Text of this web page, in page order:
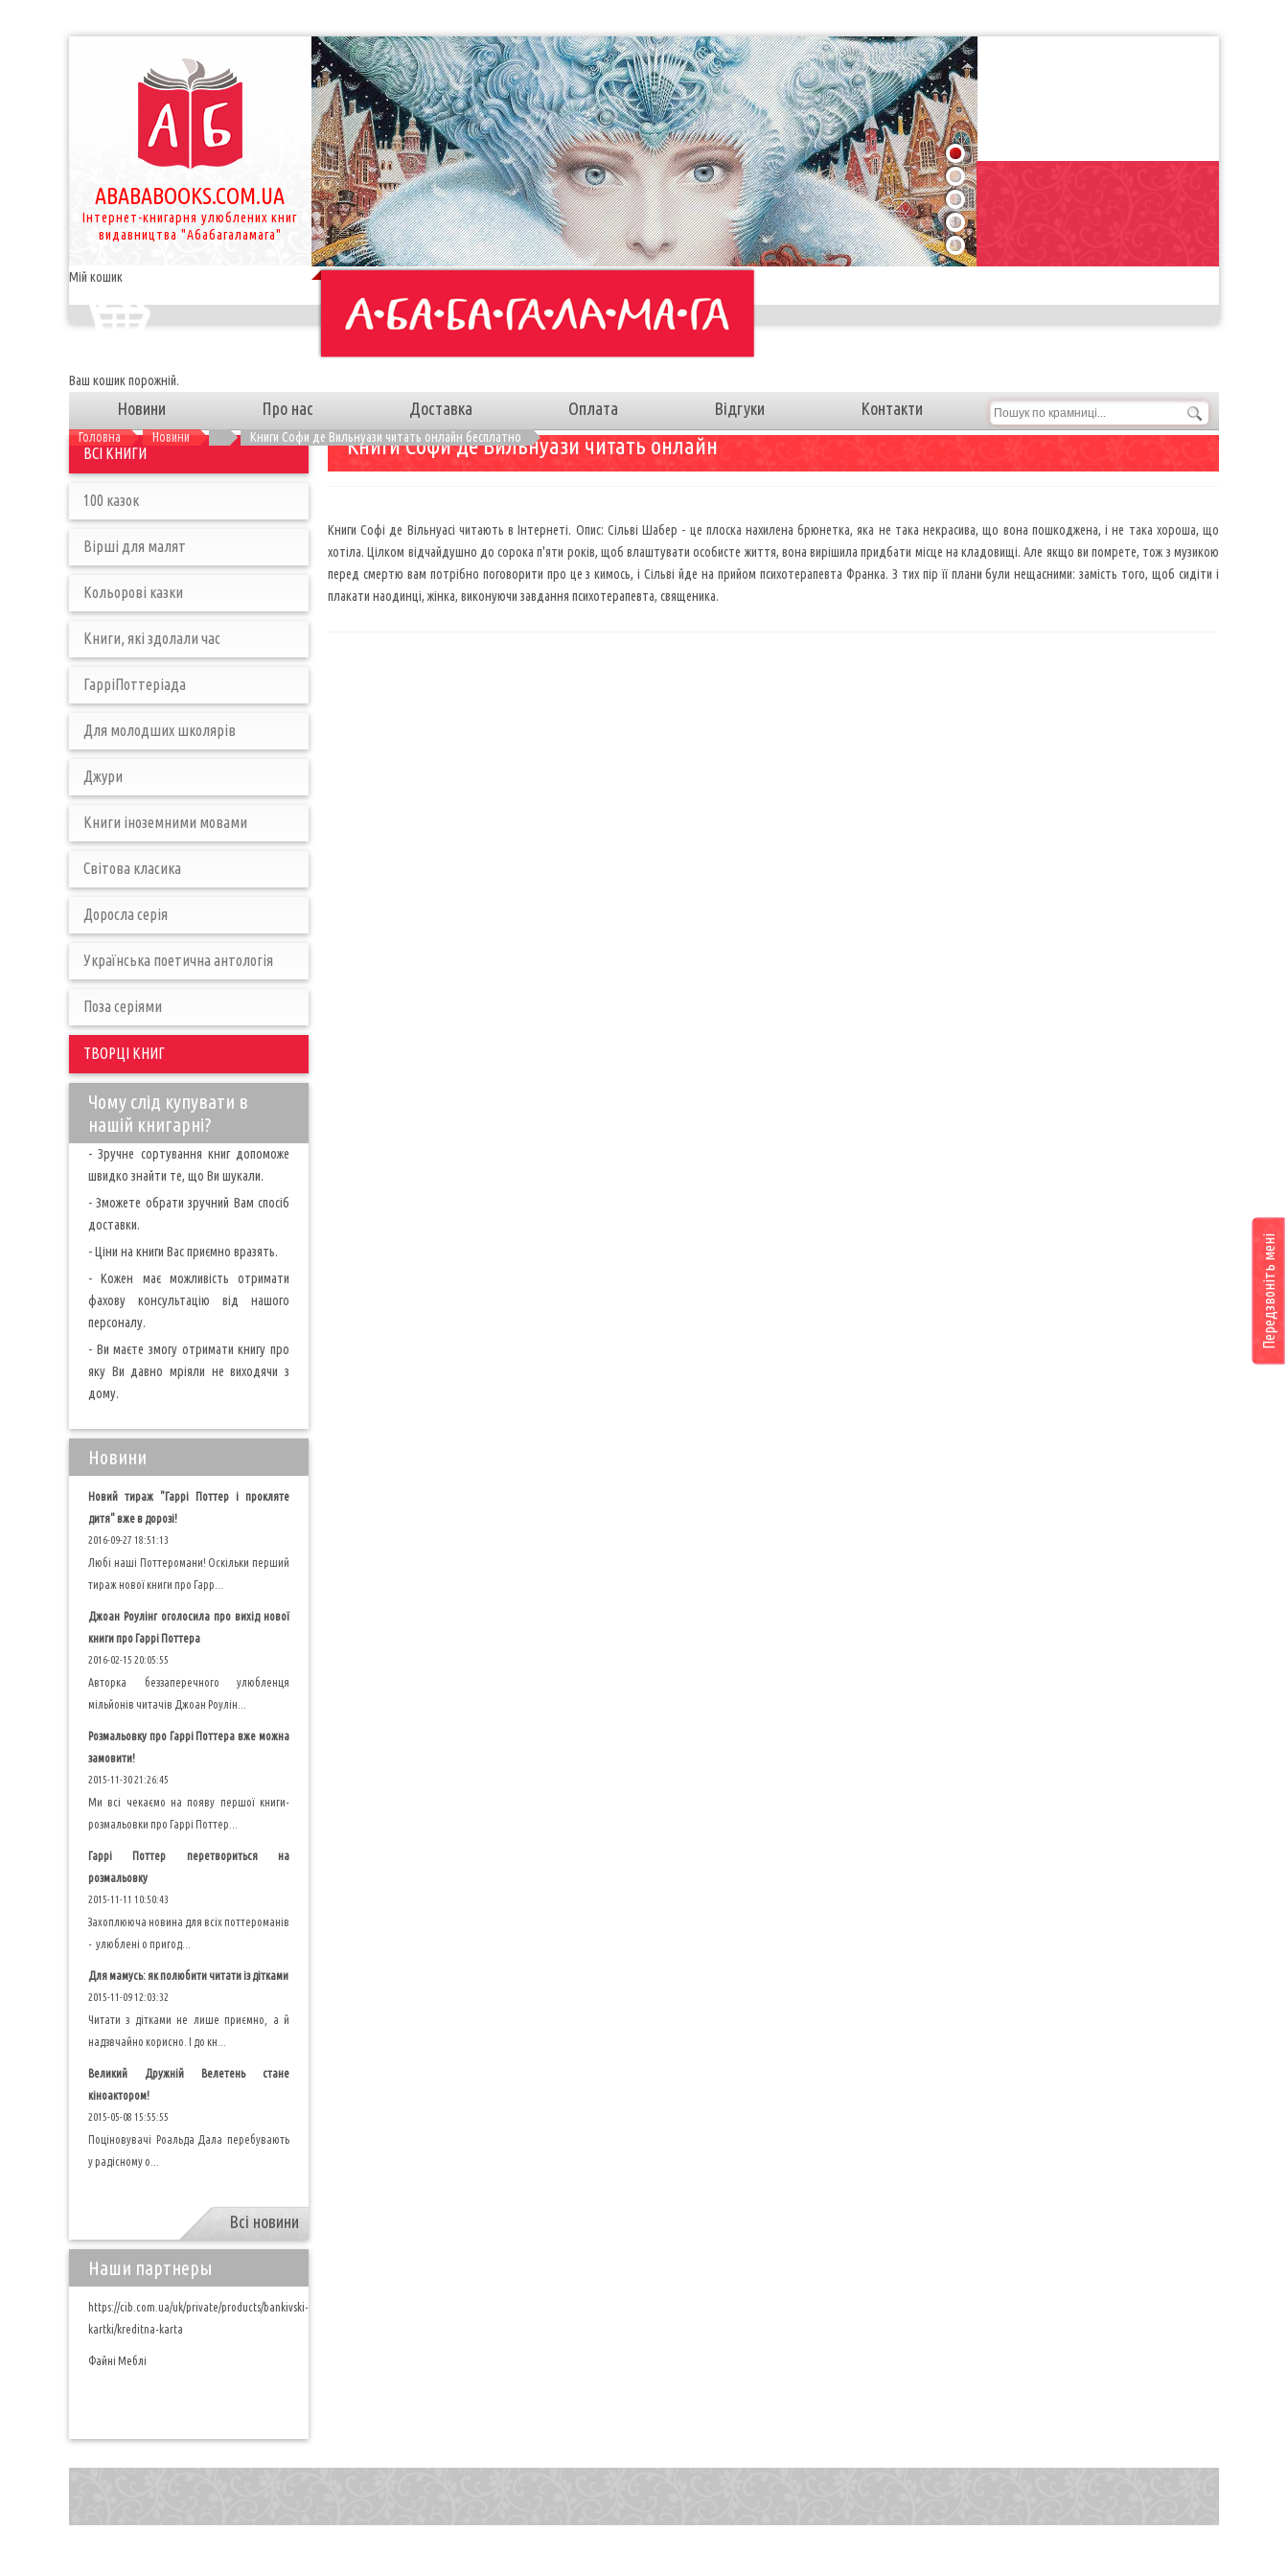
Передзвоніть мені
ABABABOOKS.COM.UA
Інтернет-книгарня улюблених книг
видавництва "Абабагаламага"
1
2
3
4
5
Мій кошик
Ваш кошик порожній.
Новини Про нас Доставка Оплата Відгуки Контакти
Головна Новини Книги Софи де Вильнуази читать онлайн бесплатно
Книги Софи де Вильнуази читать онлайн
Книги Софі де Вільнуасі читають в Інтернеті. Опис: Сільві Шабер - це плоска нахилена брюнетка, яка не така некрасива, що вона пошкоджена, і не така хороша, що
хотіла. Цілком відчайдушно до сорока п'яти років, щоб влаштувати особисте життя, вона вирішила придбати місце на кладовищі. Але якщо ви помрете, тож з музикою
перед смертю вам потрібно поговорити про це з кимось, і Сільві йде на прийом психотерапевта Франка. З тих пір її плани були нещасними: замість того, щоб сидіти і
плакати наодинці, жінка, виконуючи завдання психотерапевта, священика.
ВСІ КНИГИ
100 казок
Вірші для малят
Кольорові казки
Книги, які здолали час
ГарріПоттеріада
Для молодших школярів
Джури
Книги іноземними мовами
Світова класика
Доросла серія
Українська поетична антологія
Поза серіями
ТВОРЦІ КНИГ
Чому слід купувати в
нашій книгарні?
- Зручне сортування книг допоможе
швидко знайти те, що Ви шукали.
- Зможете обрати зручний Вам спосіб
доставки.
- Ціни на книги Вас приємно вразять.
- Кожен має можливість отримати
фахову консультацію від нашого
персоналу.
- Ви маєте змогу отримати книгу про
яку Ви давно мріяли не виходячи з
дому.
Новини
Новий тираж "Гаррі Поттер і прокляте
дитя" вже в дорозі!
2016-09-27 18:51:13
Любі наші Поттеромани! Оскільки перший
тираж нової книги про Гарр...
Джоан Роулінг оголосила про вихід нової
книги про Гаррі Поттера
2016-02-15 20:05:55
Авторка беззаперечного улюбленця
мільйонів читачів Джоан Роулін...
Розмальовку про Гаррі Поттера вже можна
замовити!
2015-11-30 21:26:45
Ми всі чекаємо на появу першої книги-
розмальовки про Гаррі Поттер...
Гаррі Поттер перетвориться на
розмальовку
2015-11-11 10:50:43
Захоплююча новина для всіх поттероманів
- улюблені о пригод...
Для мамусь: як полюбити читати із дітками
2015-11-09 12:03:32
Читати з дітками не лише приємно, а й
надзвчайно корисно. І до кн...
Великий Дружній Велетень стане
кіноактором!
2015-05-08 15:55:55
Поціновувачі Роальда Дала перебувають
у радісному о...
Всі новини
Наши партнеры
https://cib.com.ua/uk/private/products/bankivski-
kartki/kreditna-karta
Файні Меблі